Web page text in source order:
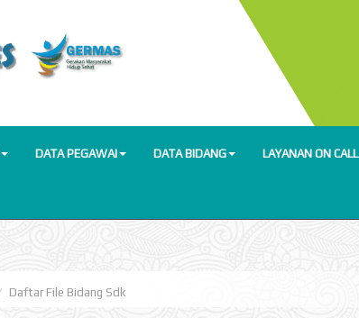
DATA PEGAWAI DATA BIDANG LAYANAN ON CALL
Daftar File Bidang Sdk